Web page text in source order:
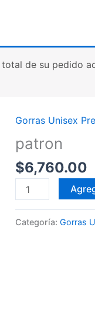
de su pedido
Gorras Unisex
patron
$6,760.00
patron
cantidad
Categoría: Gorras